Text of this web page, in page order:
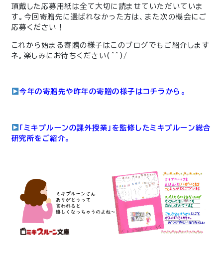
頂戴した応募用紙は全て大切に読ませていただいていま
す。今回寄贈先に選ばれなかった方は、また次の機会にご
応募ください！
これから始まる寄贈の様子はこのブログでもご紹介します
ネ。楽しみにお待ちください(^^)/
今年の寄贈先や昨年の寄贈の様子はコチラから。
「ミキプルーンの課外授業」を監修したミキプルーン総合
研究所をご紹介。